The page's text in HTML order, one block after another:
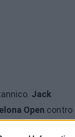
Jack
Open contro
al